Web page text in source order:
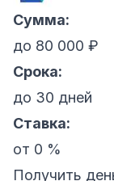
Сумма:
до 80 000 ₽
Срока:
до 30 дней
Ставка:
от 0 %
Получить